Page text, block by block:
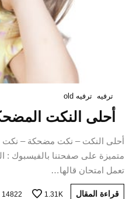
ترفيه ترفيه old
أحلى النكت
أحلى النكت – نكت مضحكة – نكت
تعمل امتحان قالها…
قراءة المقال 1.31K
14822